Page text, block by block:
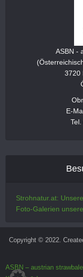
ASBN -
3720
E-
Strohnatur.at:
Foto-Galerien
Copyright © 2022.
ASBN – austrian